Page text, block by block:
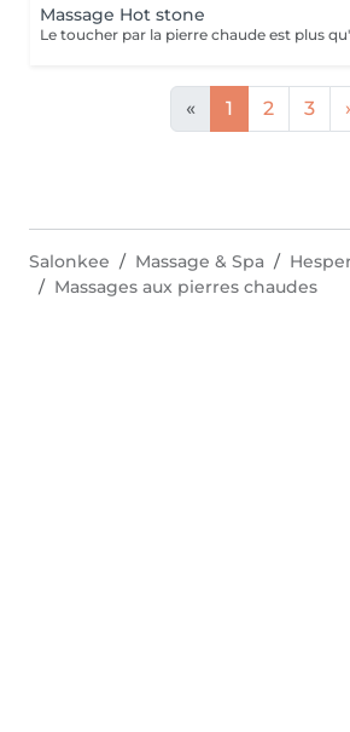
Massage Hot stone
« 1 2 3
Salonkee Massage & Spa
Massages aux pierres chaudes